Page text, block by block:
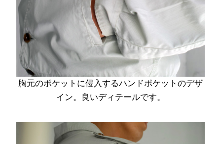
胸元のポケットに侵入するハンドポケットのデザ
イン。良いディテールです。